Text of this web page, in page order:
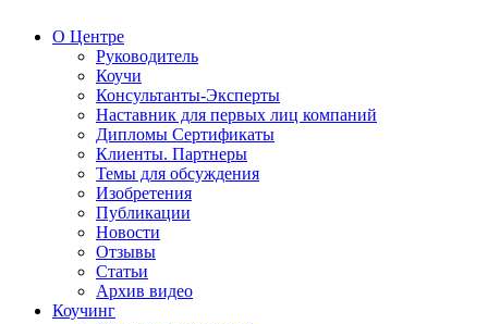
О Центре
Руководитель
Коучи
Консультанты-Эксперты
Наставник для первых лиц компаний
Дипломы Сертификаты
Клиенты. Партнеры
Темы для обсуждения
Изобретения
Публикации
Новости
Отзывы
Статьи
Архив видео
Коучинг